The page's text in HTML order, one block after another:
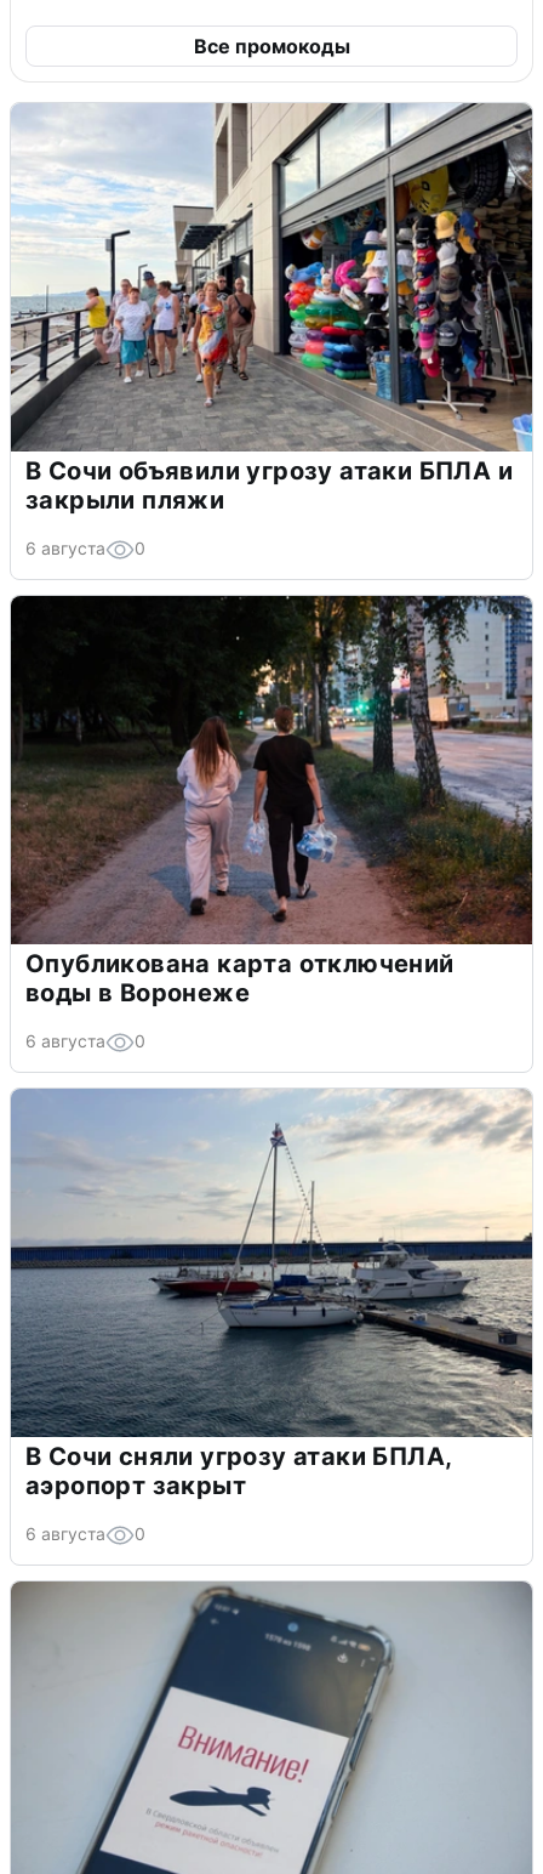
Все промокоды
В Сочи объявили угрозу атаки БПЛА и
закрыли пляжи
6 августа 0
Опубликована карта отключений
воды в Воронеже
6 августа 0
В Сочи сняли угрозу атаки БПЛА,
аэропорт закрыт
6 августа 0